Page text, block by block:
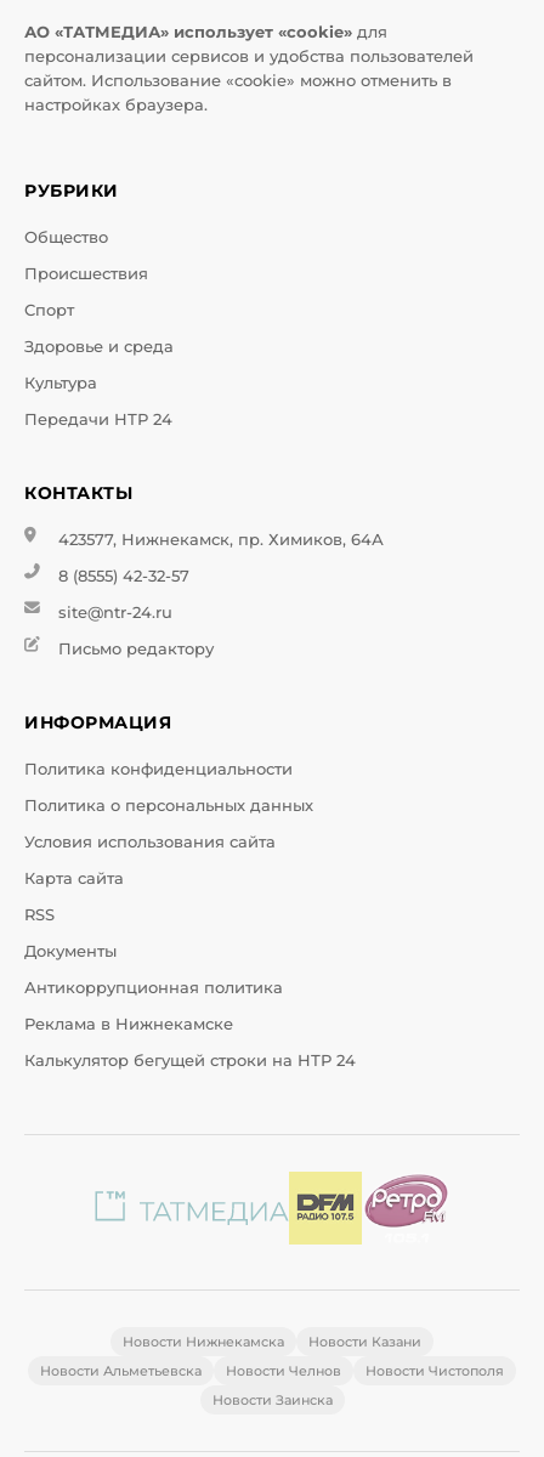
АО «ТАТМЕДИА» использует «cookie» для
персонализации сервисов и удобства пользователей
сайтом. Использование «cookie» можно отменить в
настройках браузера.
РУБРИКИ
Общество
Происшествия
Спорт
Здоровье и среда
Культура
Передачи НТР 24
КОНТАКТЫ
423577, Нижнекамск, пр. Химиков, 64А
8 (8555) 42-32-57
site@ntr-24.ru
Письмо редактору
ИНФОРМАЦИЯ
Политика конфиденциальности
Политика о персональных данных
Условия использования сайта
Карта сайта
RSS
Документы
Антикоррупционная политика
Реклама в Нижнекамске
Калькулятор бегущей строки на НТР 24
Новости Нижнекамска
Новости Казани
Новости Альметьевска
Новости Челнов
Новости Чистополя
Новости Заинска